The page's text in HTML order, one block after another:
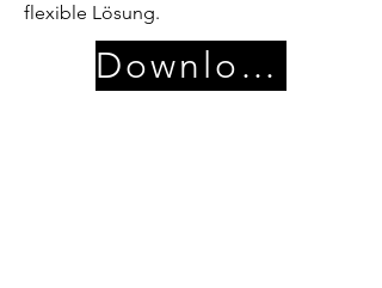
flexible Lösung.
Download